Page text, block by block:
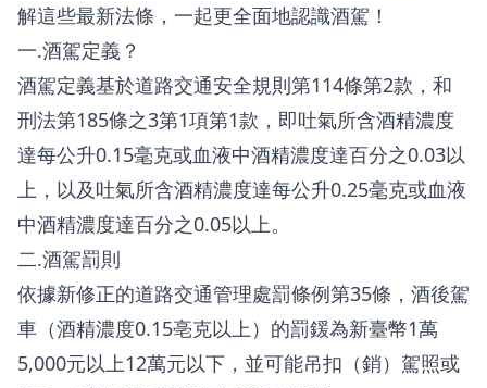
解這些最新法條，一起更全面地認識酒駕！
一.酒駕定義？
酒駕定義基於道路交通安全規則第114條第2款，和
刑法第185條之3第1項第1款，即吐氣所含酒精濃度
達每公升0.15毫克或血液中酒精濃度達百分之0.03以
上，以及吐氣所含酒精濃度達每公升0.25毫克或血液
中酒精濃度達百分之0.05以上。
二.酒駕罰則
依據新修正的道路交通管理處罰條例第35條，酒後駕
車（酒精濃度0.15亳克以上）的罰鍰為新臺幣1萬
5,000元以上12萬元以下，並可能吊扣（銷）駕照或